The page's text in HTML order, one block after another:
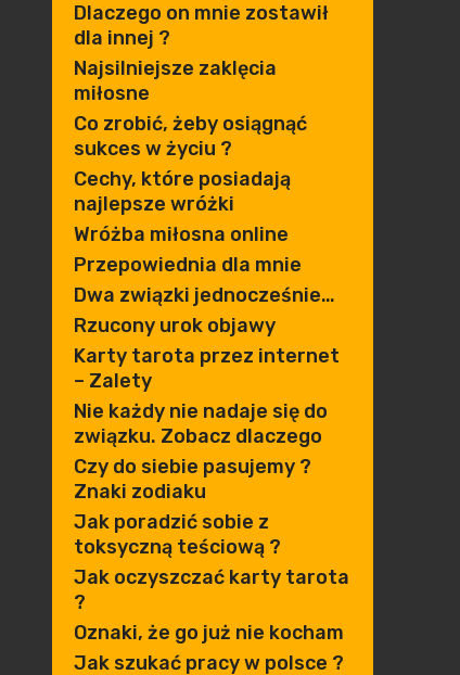
Dlaczego on mnie zostawił
dla innej ?
Najsilniejsze zaklęcia
miłosne
Co zrobić, żeby osiągnąć
sukces w życiu ?
Cechy, które posiadają
najlepsze wróżki
Wróżba miłosna online
Przepowiednia dla mnie
Dwa związki jednocześnie…
Rzucony urok objawy
Karty tarota przez internet
– Zalety
Nie każdy nie nadaje się do
związku. Zobacz dlaczego
Czy do siebie pasujemy ?
Znaki zodiaku
Jak poradzić sobie z
toksyczną teściową ?
Jak oczyszczać karty tarota
?
Oznaki, że go już nie kocham
Jak szukać pracy w polsce ?